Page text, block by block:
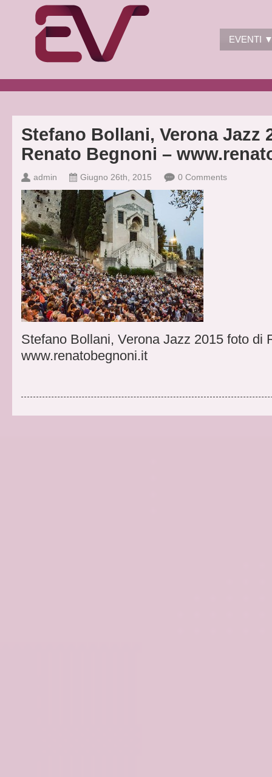
EVENTI
Stefano Bollani, Verona Jazz
Renato Begnoni –
admin Giugno 26th, 2015 0 Comments
Stefano Bollani, Verona Jazz 2015 foto di
www.renatobegnoni.it